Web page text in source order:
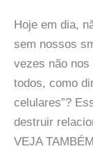
Hoje em dia,
sem nossos
vezes não nos
todos, como
celulares”?
destruir
VEJA